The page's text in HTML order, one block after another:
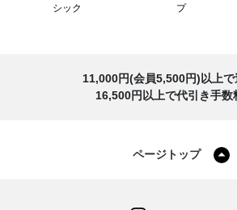
シック
プ
11,000円(会員5,500円)以上
16,500円以上で代引き手数
ページトップ